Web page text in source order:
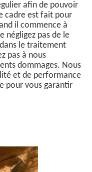
afin de pouvoir
cadre est fait pour
il commence à
négligez pas de le
le traitement
pas à nous
dommages. Nous
et de performance
pour vous garantir